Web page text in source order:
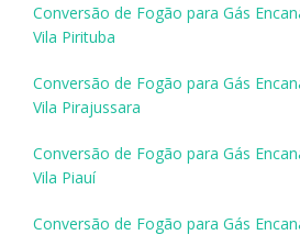
Conversão de Fogão para Gás
Vila Pirituba
Conversão de Fogão para Gás
Vila Pirajussara
Conversão de Fogão para Gás
Vila Piauí
Conversão de Fogão para Gás